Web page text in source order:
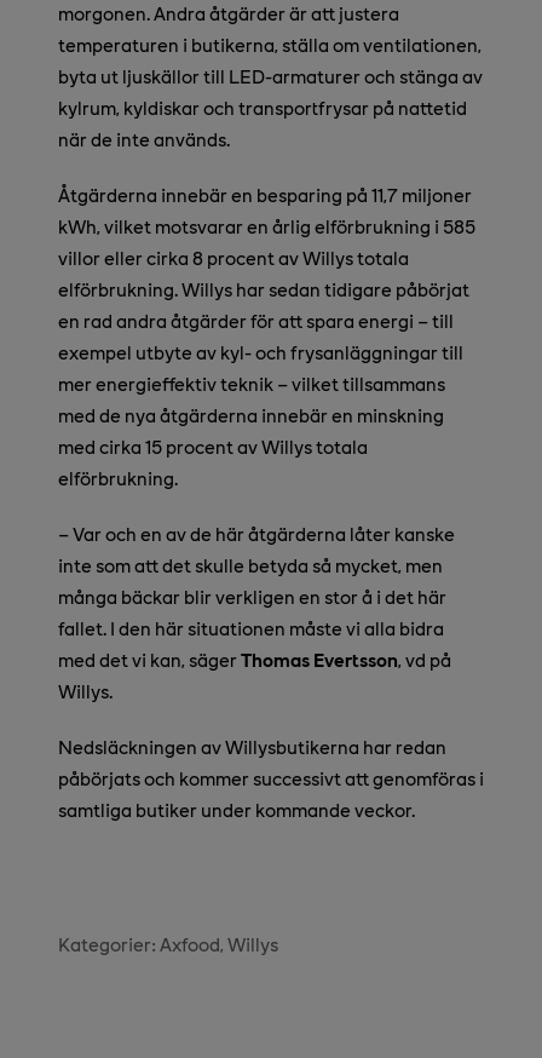
morgonen. Andra åtgärder är att justera
temperaturen i butikerna, ställa om ventilationen,
byta ut ljuskällor till LED-armaturer och stänga av
kylrum, kyldiskar och transportfrysar på nattetid
när de inte används.
Åtgärderna innebär en besparing på 11,7 miljoner
kWh, vilket motsvarar en årlig elförbrukning i 585
villor eller cirka 8 procent av Willys totala
elförbrukning. Willys har sedan tidigare påbörjat
en rad andra åtgärder för att spara energi – till
exempel utbyte av kyl- och frysanläggningar till
mer energieffektiv teknik – vilket tillsammans
med de nya åtgärderna innebär en minskning
med cirka 15 procent av Willys totala
elförbrukning.
– Var och en av de här åtgärderna låter kanske
inte som att det skulle betyda så mycket, men
många bäckar blir verkligen en stor å i det här
fallet. I den här situationen måste vi alla bidra
med det vi kan, säger Thomas Evertsson, vd på
Willys.
Nedsläckningen av Willysbutikerna har redan
påbörjats och kommer successivt att genomföras i
samtliga butiker under kommande veckor.
Kategorier: Axfood Willys